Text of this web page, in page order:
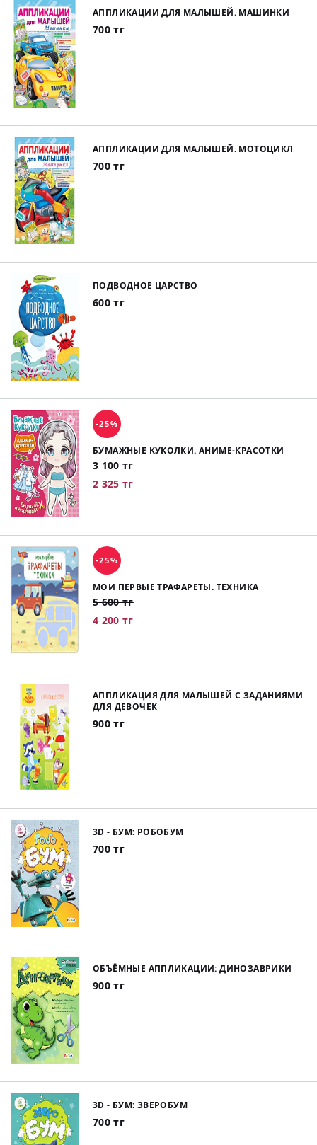
АППЛИКАЦИИ ДЛЯ МАЛЫШЕЙ. МАШИНКИ
700 тг
АППЛИКАЦИИ ДЛЯ МАЛЫШЕЙ. МОТОЦИКЛ
700 тг
ПОДВОДНОЕ ЦАРСТВО
600 тг
-25%
БУМАЖНЫЕ КУКОЛКИ. АНИМЕ-КРАСОТКИ
3 100 тг
2 325 тг
-25%
МОИ ПЕРВЫЕ ТРАФАРЕТЫ. ТЕХНИКА
5 600 тг
4 200 тг
АППЛИКАЦИЯ ДЛЯ МАЛЫШЕЙ С ЗАДАНИЯМИ
ДЛЯ ДЕВОЧЕК
900 тг
3D - БУМ: РОБОБУМ
700 тг
ОБЪЁМНЫЕ АППЛИКАЦИИ: ДИНОЗАВРИКИ
900 тг
3D - БУМ: ЗВЕРОБУМ
700 тг